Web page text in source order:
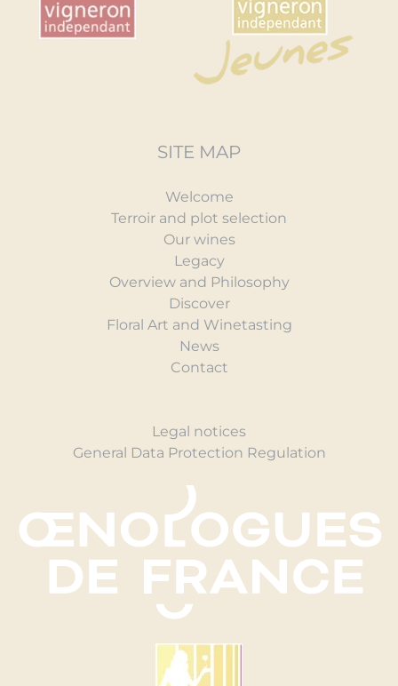
SITE MAP
Welcome
Terroir and plot selection
Our wines
Legacy
Overview and Philosophy
Discover
Floral Art and Winetasting
News
Contact
Legal notices
General Data Protection Regulation